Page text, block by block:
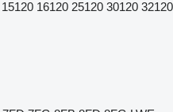
15120 16120 25120 30120 32120